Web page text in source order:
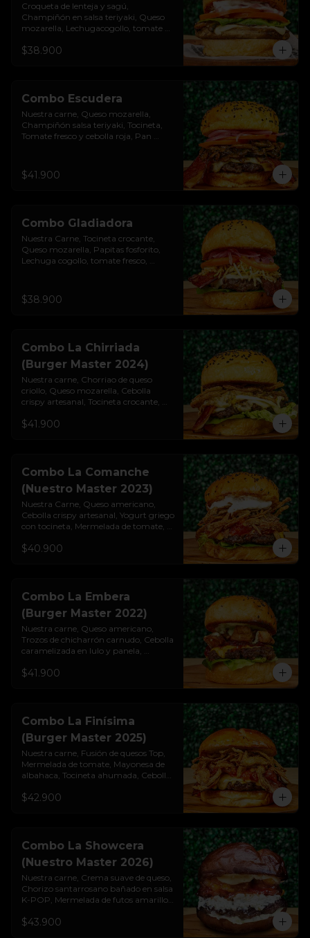
Croqueta de lenteja y sagú,
Champiñón en salsa teriyaki, Queso
mozarella, Lechugacogollo, tomate
ajo, Pan brioche premium. Incluye
$38.900
Combo Escudera
Nuestra carne, Queso mozarella,
Champiñón salsa teriyaki, Tocineta,
Tomate fresco y cebolla roja, Pan
$41.900
Combo Gladiadora
Nuestra Carne, Tocineta crocante,
Queso mozarella, Papitas fosforito,
Lechuga cogollo, tomate fresco,
rústicas a la francesa y bebida.
$38.900
Combo La Chirriada
(Burger Master 2024)
Nuestra carne, Chorriao de queso
criollo, Queso mozarella, Cebolla
crispy artesanal, Tocineta crocante,
Pan brioche premium. Incluye papas
$41.900
Combo La Comanche
(Nuestro Master 2023)
Nuestra Carne, Queso americano,
Cebolla crispy artesanal, Yogurt griego
con tocineta, Mermelada de tomate,
premium. Incluye papas rústicas a la
$40.900
Combo La Embera
(Burger Master 2022)
Nuestra carne, Queso americano,
Trozos de chicharrón carnudo, Cebolla
caramelizada en lulo y panela,
cogollo, Pan brioche premium.
$41.900
Combo La Finísima
(Burger Master 2025)
Nuestra carne, Fusión de quesos Top,
Mermelada de tomate, Mayonesa de
albahaca, Tocineta ahumada, Cebolla
premium. Incluye papas rústicas a la
$42.900
Combo La Showcera
(Nuestro Master 2026)
Nuestra carne, Crema suave de queso,
Chorizo santarrosano bañado en salsa
K-POP, Mermelada de futos amarillos,
Pan Pretzel Premium. Incluye papas
$43.900